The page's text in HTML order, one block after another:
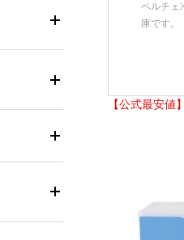
ペルチェ
庫です。
【公式最安値